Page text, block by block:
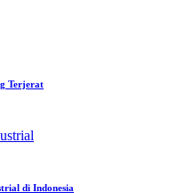
Terjerat
di Indonesia